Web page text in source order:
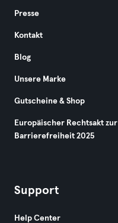
Presse
Kontakt
Blog
Unsere Marke
Gutscheine & Shop
Europäischer Rechtsakt zur
Barrierefreiheit 2025
Support
Help Center